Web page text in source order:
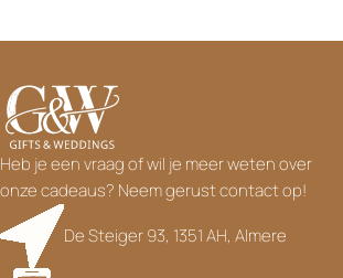
Heb je een vraag of wil je meer weten over
onze cadeaus? Neem gerust contact op!
De Steiger 93, 1351 AH, Almere